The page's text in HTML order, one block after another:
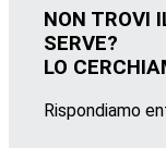
NON TROVI
SERVE?
LO
Rispondiamo